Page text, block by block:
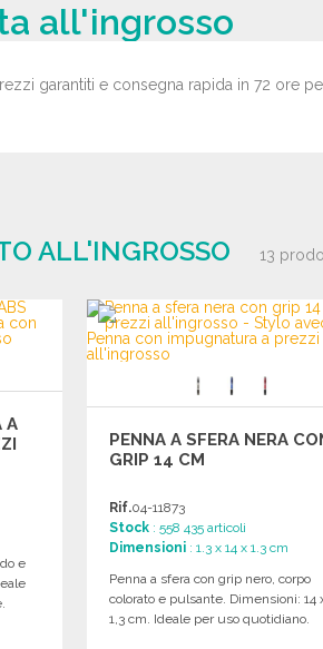
all'ingrosso
garantiti e consegna rapida in 72 ore
ALL'INGROSSO 13
A
e
PENNA A SFERA NERA
GRIP 14 CM
Rif.04-11873
Stock : 558 435 articoli
Dimensioni : 1.3 x 14 x 1.3 cm
Penna a sfera con grip nero, corpo
colorato e pulsante. Dimensioni: 14
1,3 cm. Ideale per uso quotidiano.